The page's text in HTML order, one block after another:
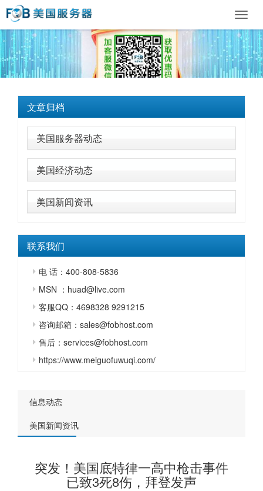
文章归档
美国服务器动态
美国经济动态
美国新闻资讯
联系我们
电 话：400-808-5836
MSN ：huad@live.com
客服QQ：4698328 9291215
咨询邮箱：sales@fobhost.com
售后：services@fobhost.com
https://www.meiguofuwuqi.com/
信息动态
美国新闻资讯
突发！美国底特律一高中枪击事件
已致3死8伤，拜登发声